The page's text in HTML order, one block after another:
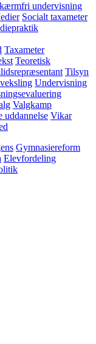
undervisning
Socialt taxameter
Taxameter
Teoretisk
Tilsyn
Undervisning
Valgkamp
uddannelse Vikar
Gymnasiereform
Elevfordeling